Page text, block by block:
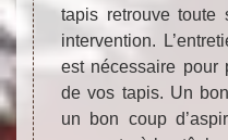
tapis retrouve toute
intervention.
est nécessaire pour
de vos tapis. Un
un bon coup